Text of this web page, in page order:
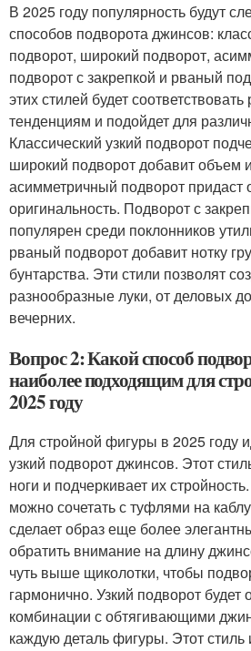
В 2025 году популярность будут
способов подворота джинсов:
подворот, широкий подворот,
подворот с закрепкой и рваный
этих стилей будет
тенденциям и подойдет для
Классический узкий подворот
широкий подворот добавит объем
асимметричный подворот придаст
оригинальность. Подворот с
популярен среди поклонников
рваный подворот добавит нотку
бунтарства. Эти стили позволят
разнообразные луки, от деловых
вечерних.
Вопрос 2: Какой способ
наиболее подходящим для
2025 году
Для стройной фигуры в 2025 году
узкий подворот джинсов. Этот
ноги и подчеркивает их
можно сочетать с туфлями на
сделает образ еще более
обратить внимание на длину
чуть выше щиколотки, чтобы
гармонично. Узкий подворот будет
комбинации с обтягивающими
каждую деталь фигуры. Этот стиль